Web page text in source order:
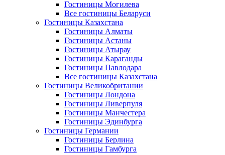
Гостиницы Могилева
Все гостиницы Беларуси
Гостиницы Казахстана
Гостиницы Алматы
Гостиницы Астаны
Гостиницы Атырау
Гостиницы Караганды
Гостиницы Павлодара
Все гостиницы Казахстана
Гостиницы Великобритании
Гостиницы Лондона
Гостиницы Ливерпуля
Гостиницы Манчестера
Гостиницы Эдинбурга
Гостиницы Германии
Гостиницы Берлина
Гостиницы Гамбурга